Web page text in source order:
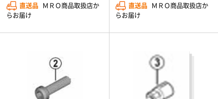
直送品 ＭＲＯ商品取扱店か
らお届け
直送品 ＭＲＯ商品取扱店か
らお届け